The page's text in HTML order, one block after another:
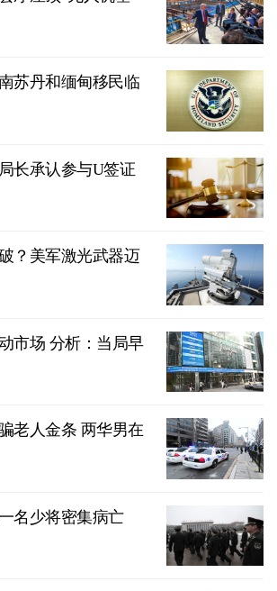
苏丹和缅甸移民临
长承认参与U签证
？美军激光武器迈
市场 分析：当局早
老人金条 两华男在
名少将密集病亡